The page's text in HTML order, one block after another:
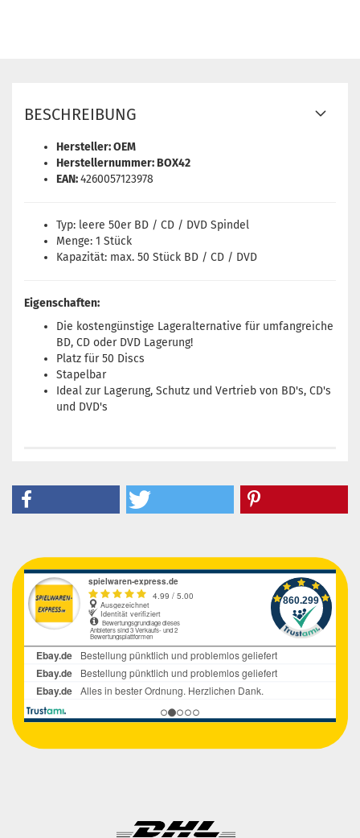
BESCHREIBUNG
Hersteller: OEM
Herstellernummer: BOX42
EAN:4260057123978
Typ: leere 50er BD / CD / DVD Spindel
Menge: 1 Stück
Kapazität: max. 50 Stück BD / CD / DVD
Eigenschaften:
Die kostengünstige Lageralternative für umfangreiche
BD, CD oder DVD Lagerung!
Platz für 50 Discs
Stapelbar
Ideal zur Lagerung, Schutz und Vertrieb von BD's, CD's
und DVD's